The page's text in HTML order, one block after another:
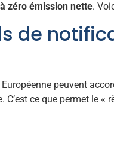
zéro émission nette.
de
peuvent
ce que permet le